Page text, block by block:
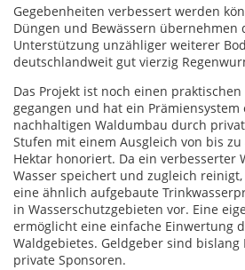
Gegebenheiten verbessert werden
Düngen und Bewässern übernehmen
Unterstützung unzähliger weiterer
deutschlandweit gut vierzig
Das Projekt ist noch einen
gegangen und hat ein
nachhaltigen Waldumbau durch
Stufen mit einem Ausgleich von bis zu
Hektar honoriert. Da ein verbesserter
Wasser speichert und zugleich
eine ähnlich aufgebaute
in Wasserschutzgebieten vor. Eine
ermöglicht eine einfache Einwertung
Waldgebietes. Geldgeber sind
private Sponsoren.